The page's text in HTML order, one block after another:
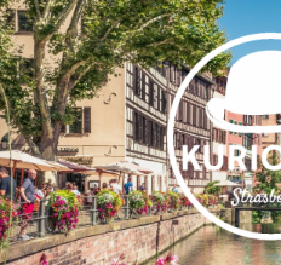
Skip
to
content